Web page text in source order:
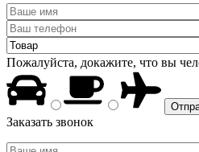
Пожалуйста, докажите, что вы
Заказать звонок